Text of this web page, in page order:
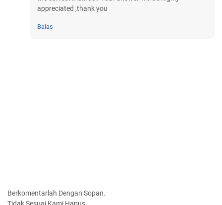
appreciated ,thank you
Balas
Berkomentarlah Dengan Sopan.
Tidak Sesuai Kami Hapus.